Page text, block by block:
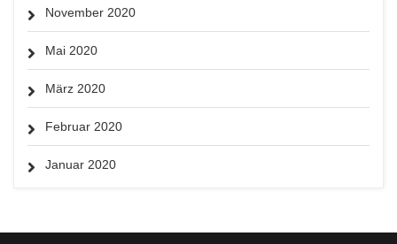
November 2020
Mai 2020
März 2020
Februar 2020
Januar 2020